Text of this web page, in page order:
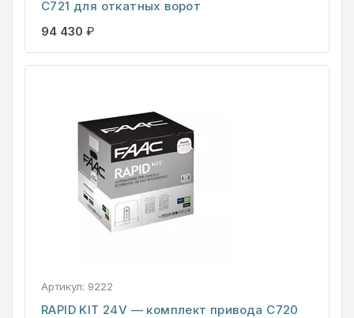
C721 для откатных ворот
94 430 ₽
Артикул: 9222
RAPID KIT 24V — комплект привода C720